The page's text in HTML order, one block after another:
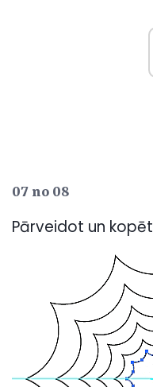
07 no 08
Pārveidot un kopēt